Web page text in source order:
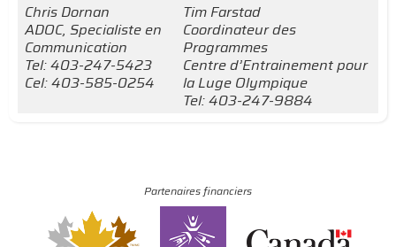
Chris Dornan
ADOC, Specialiste en
Communication
Tel: 403-247-5423
Cel: 403-585-0254
Tim Farstad
Coordinateur des
Programmes
Centre d’Entrainement pour
la Luge Olympique
Tel: 403-247-9884
Partenaires financiers